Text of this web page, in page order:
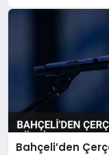
Bahçeli’den